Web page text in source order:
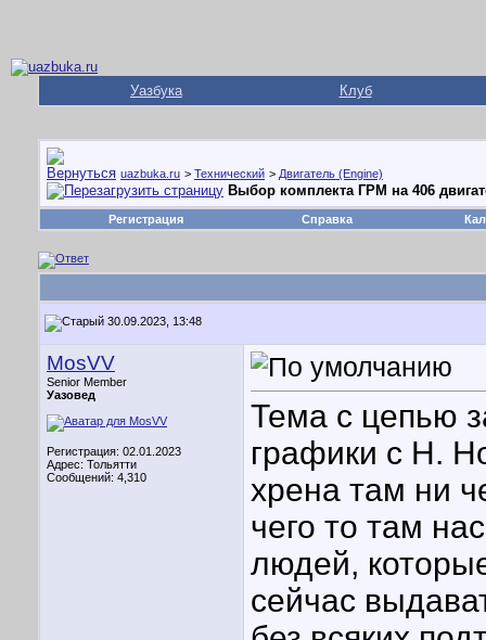
Уазбука Клуб
uazbuka.ru > Технический > Двигатель (Engine)
Выбор комплекта ГРМ на 406
Регистрация Справка
30.09.2023, 13:48
MosVV
Senior Member
Уазовед
Регистрация: 02.01.2023
Адрес: Тольятти
Сообщений: 4,310
Тема с цепью
графики с Н.
хрена там ни
чего то там
людей,
сейчас